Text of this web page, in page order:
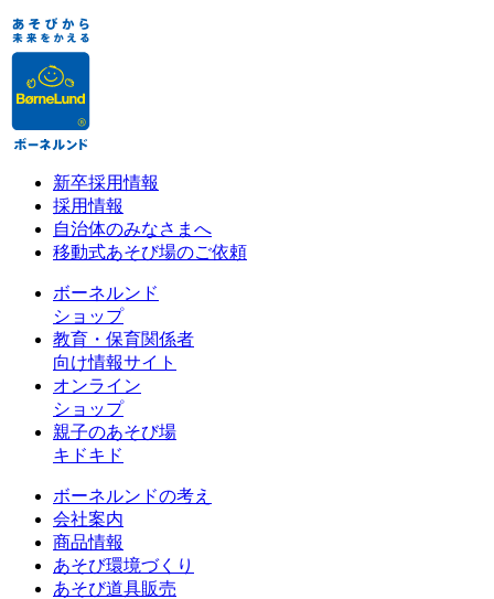
新卒採用情報
採用情報
自治体のみなさまへ
移動式あそび場のご依頼
ボーネルンド
ショップ
教育・保育関係者
向け情報サイト
オンライン
ショップ
親子のあそび場
キドキド
ボーネルンドの考え
会社案内
商品情報
あそび環境づくり
あそび道具販売